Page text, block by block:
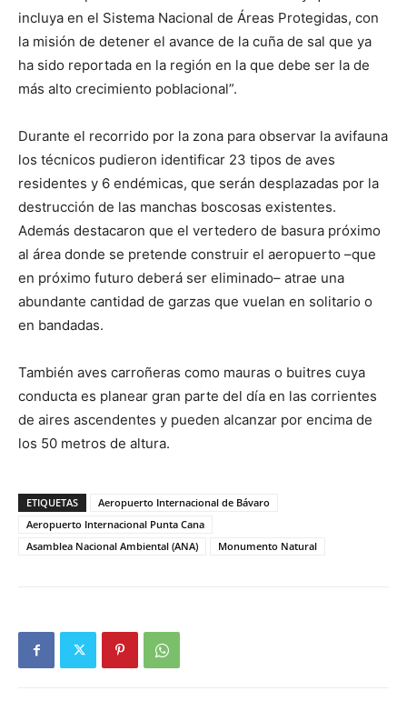
incluya en el Sistema Nacional de Áreas Protegidas, con
la misión de detener el avance de la cuña de sal que ya
ha sido reportada en la región en la que debe ser la de
más alto crecimiento poblacional”.
Durante el recorrido por la zona para observar la avifauna
los técnicos pudieron identificar 23 tipos de aves
residentes y 6 endémicas, que serán desplazadas por la
destrucción de las manchas boscosas existentes.
Además destacaron que el vertedero de basura próximo
al área donde se pretende construir el aeropuerto –que
en próximo futuro deberá ser eliminado– atrae una
abundante cantidad de garzas que vuelan en solitario o
en bandadas.
También aves carroñeras como mauras o buitres cuya
conducta es planear gran parte del día en las corrientes
de aires ascendentes y pueden alcanzar por encima de
los 50 metros de altura.
ETIQUETAS
Aeropuerto Internacional de Bávaro
Aeropuerto Internacional Punta Cana
Asamblea Nacional Ambiental (ANA)
Monumento Natural